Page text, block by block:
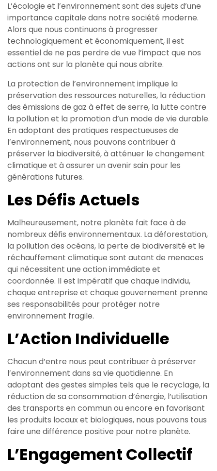
L’écologie et l’environnement sont des sujets d’une
importance capitale dans notre société moderne.
Alors que nous continuons à progresser
technologiquement et économiquement, il est
essentiel de ne pas perdre de vue l’impact que nos
actions ont sur la planète qui nous abrite.
La protection de l’environnement implique la
préservation des ressources naturelles, la réduction
des émissions de gaz à effet de serre, la lutte contre
la pollution et la promotion d’un mode de vie durable.
En adoptant des pratiques respectueuses de
l’environnement, nous pouvons contribuer à
préserver la biodiversité, à atténuer le changement
climatique et à assurer un avenir sain pour les
générations futures.
Les Défis Actuels
Malheureusement, notre planète fait face à de
nombreux défis environnementaux. La déforestation,
la pollution des océans, la perte de biodiversité et le
réchauffement climatique sont autant de menaces
qui nécessitent une action immédiate et
coordonnée. Il est impératif que chaque individu,
chaque entreprise et chaque gouvernement prenne
ses responsabilités pour protéger notre
environnement fragile.
L’Action Individuelle
Chacun d’entre nous peut contribuer à préserver
l’environnement dans sa vie quotidienne. En
adoptant des gestes simples tels que le recyclage, la
réduction de sa consommation d’énergie, l’utilisation
des transports en commun ou encore en favorisant
les produits locaux et biologiques, nous pouvons tous
faire une différence positive pour notre planète.
L’Engagement Collectif